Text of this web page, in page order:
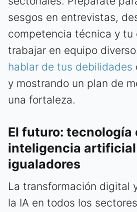
sesgos en entrevistas,
competencia técnica y tu
trabajar en equipo
hablar de tus debilidades
y mostrando un plan de
una fortaleza.
El futuro: tecnología
inteligencia
igualadores
La transformación digital
la IA en todos los